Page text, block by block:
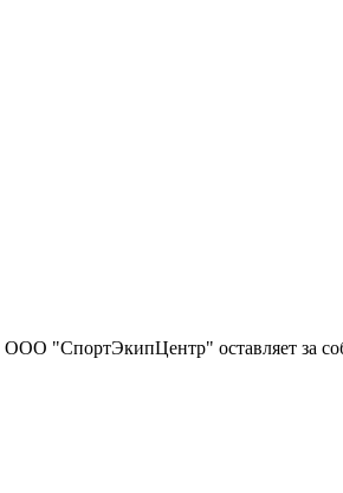
"СпортЭкипЦентр" оставляет за